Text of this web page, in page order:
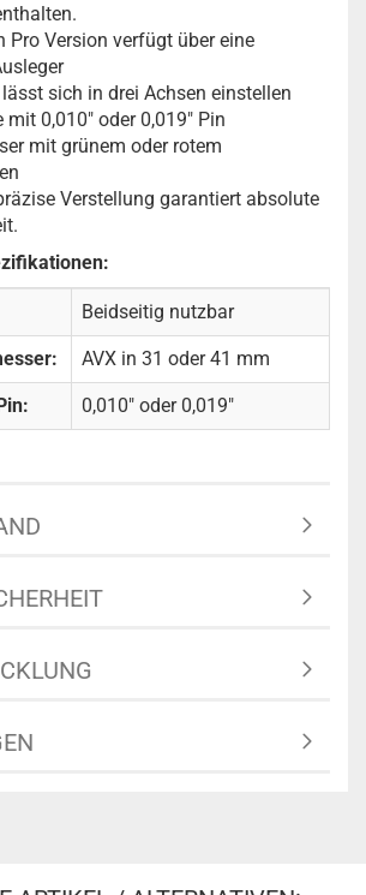
Pro Version verfügt über eine
sich in drei Achsen einstellen
mit 0,010" oder 0,019" Pin
mit grünem oder rotem
Verstellung garantiert absolute
Beidseitig nutzbar
AVX in 31 oder 41 mm
0,010" oder 0,019"